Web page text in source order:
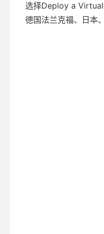
选择Deploy a Virtual
德国法兰克福、日本